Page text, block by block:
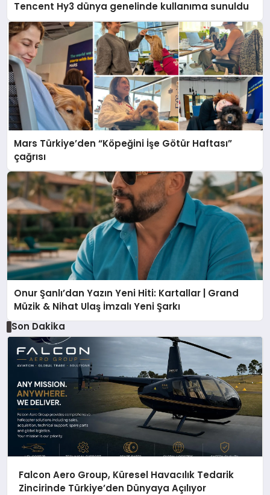
Tencent Hy3 dünya genelinde kullanıma sunuldu
Mars Türkiye’den “Köpeğini İşe Götür Haftası”
çağrısı
Onur Şanlı’dan Yazın Yeni Hiti: Kartallar | Grand
Müzik & Nihat Ulaş İmzalı Yeni Şarkı
Son Dakika
Falcon Aero Group, Küresel Havacılık Tedarik
Zincirinde Türkiye’den Dünyaya Açılıyor